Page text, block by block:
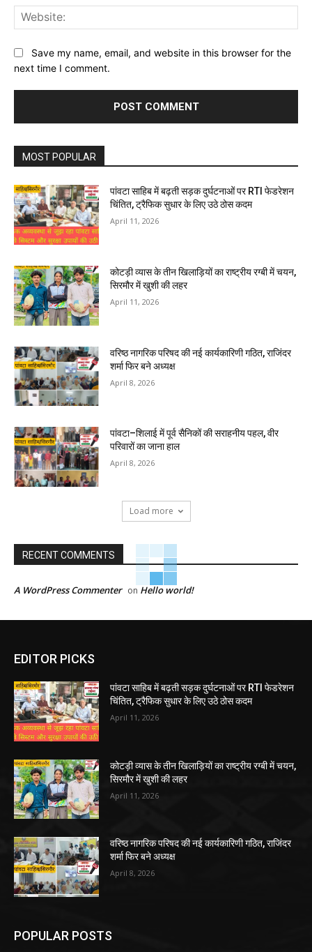
Save my name, email, and website in this browser for the
next time I comment.
MOST POPULAR
पांवटा साहिब में बढ़ती सड़क दुर्घटनाओं पर RTI फेडरेशन
चिंतित, ट्रैफिक सुधार के लिए उठे ठोस कदम
April 11, 2026
कोटड़ी व्यास के तीन खिलाड़ियों का राष्ट्रीय रग्बी में चयन,
सिरमौर में खुशी की लहर
April 11, 2026
वरिष्ठ नागरिक परिषद की नई कार्यकारिणी गठित, राजिंदर
शर्मा फिर बने अध्यक्ष
April 8, 2026
पांवटा–शिलाई में पूर्व सैनिकों की सराहनीय पहल, वीर
परिवारों का जाना हाल
April 8, 2026
Load more
RECENT COMMENTS
A WordPress Commenter on Hello world!
EDITOR PICKS
पांवटा साहिब में बढ़ती सड़क दुर्घटनाओं पर RTI फेडरेशन
चिंतित, ट्रैफिक सुधार के लिए उठे ठोस कदम
April 11, 2026
कोटड़ी व्यास के तीन खिलाड़ियों का राष्ट्रीय रग्बी में चयन,
सिरमौर में खुशी की लहर
April 11, 2026
वरिष्ठ नागरिक परिषद की नई कार्यकारिणी गठित, राजिंदर
शर्मा फिर बने अध्यक्ष
April 8, 2026
POPULAR POSTS